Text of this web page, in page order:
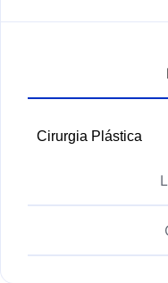
Cirurgia Plástica